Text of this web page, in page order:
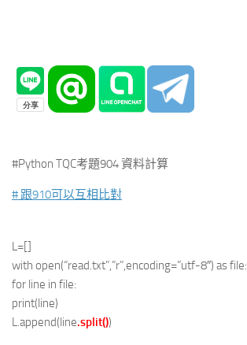
#Python TQC考題904 資料計算
# 跟910可以互相比對
L=[]
with open(“read.txt”,”r”,encoding=”utf-8″) as file:
for line in file:
print(line)
L.append(line.split())